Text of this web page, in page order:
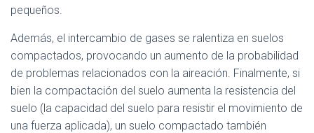
pequeños.
Además, el intercambio de gases se ralentiza en suelos
compactados, provocando un aumento de la probabilidad
de problemas relacionados con la aireación. Finalmente, si
bien la compactación del suelo aumenta la resistencia del
suelo (la capacidad del suelo para resistir el movimiento de
una fuerza aplicada), un suelo compactado también